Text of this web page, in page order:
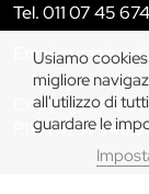
Tel. 011 07 45 674
Email
Copyright ©
P.IVA
Usiamo
migliore
all'utilizzo di
guardare le